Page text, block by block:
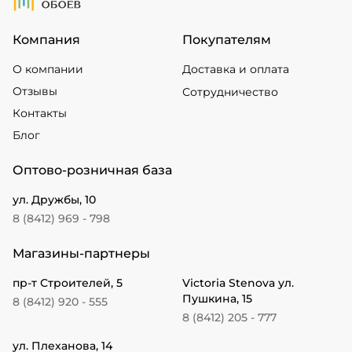
Компания
О компании
Отзывы
Контакты
Блог
Покупателям
Доставка и оплата
Сотрудничество
Оптово-розничная база
ул. Дружбы, 10
8 (8412) 969 - 798
Магазины-партнеры
пр-т Строителей, 5
8 (8412) 920 - 555
Victoria Stenova ул.
Пушкина, 15
8 (8412) 205 - 777
ул. Плеханова, 14